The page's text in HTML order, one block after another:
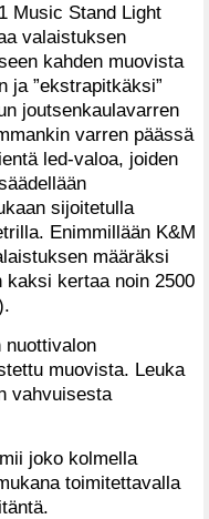
Music Stand Light
valaistuksen
kahden muovista
ja ”ekstrapitkäksi”
joutsenkaulavarren
varren päässä
led-valoa, joiden
sijoitetulla
Enimmillään K&M
määräksi
kaksi kertaa noin 2500
nuottivalon
muovista. Leuka
vahvuisesta
joko kolmella
toimitettavalla